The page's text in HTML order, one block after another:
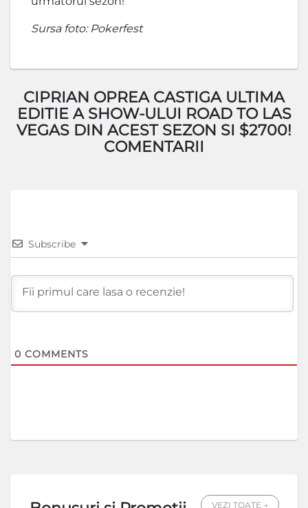
Sursa foto: Pokerfest
CIPRIAN OPREA CASTIGA ULTIMA
EDITIE A SHOW-ULUI ROAD TO LAS
VEGAS DIN ACEST SEZON SI $2700!
COMENTARII
Subscribe
0 COMMENTS
VEZI TOATE →